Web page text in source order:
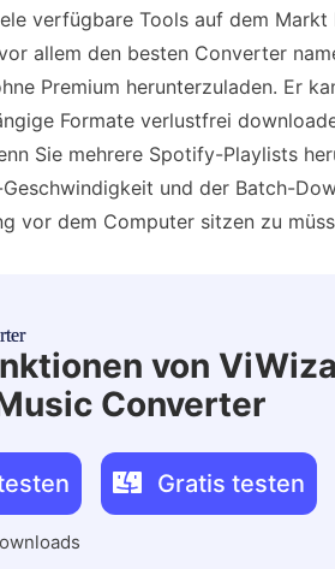
verfügbare Tools auf dem
allem den besten Converter
Premium herunterzuladen. Er
Formate verlustfrei
Sie mehrere Spotify-Playlists
und der Batch-
vor dem Computer sitzen zu
von
Converter
Gratis testen